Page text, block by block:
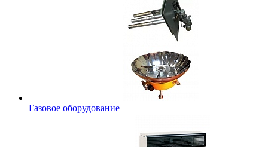
Газовое оборудование